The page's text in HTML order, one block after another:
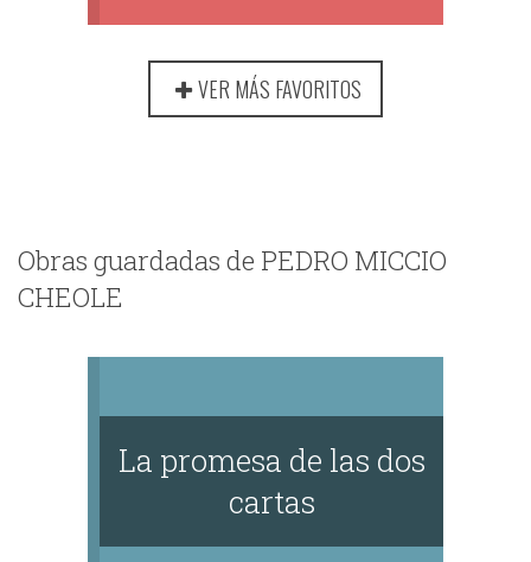
VER MÁS FAVORITOS
Obras guardadas de PEDRO MICCIO
CHEOLE
La promesa de las dos
cartas